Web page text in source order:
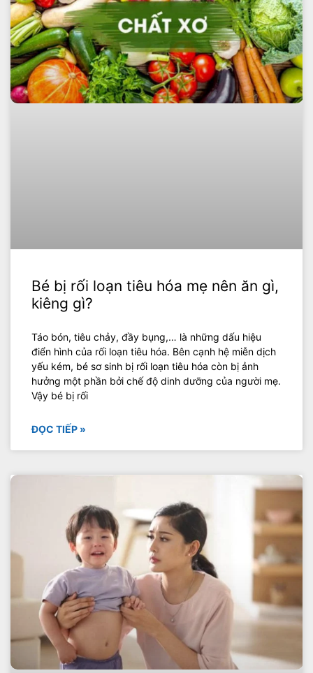
Bé bị rối loạn tiêu hóa mẹ nên ăn gì,
kiêng gì?
Táo bón, tiêu chảy, đầy bụng,… là những dấu hiệu
điển hình của rối loạn tiêu hóa. Bên cạnh hệ miễn dịch
yếu kém, bé sơ sinh bị rối loạn tiêu hóa còn bị ảnh
hưởng một phần bởi chế độ dinh dưỡng của người mẹ.
Vậy bé bị rối
ĐỌC TIẾP »